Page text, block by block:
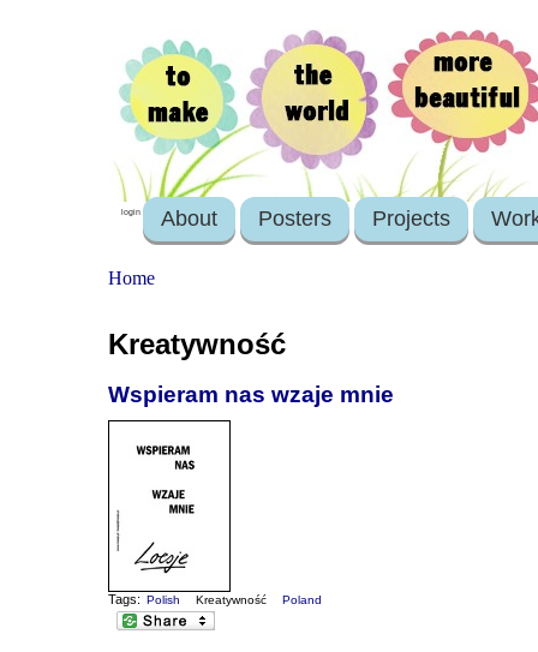
login About Posters Projects
Home
Kreatywność
Wspieram nas wzaje mnie
Tags: Polish Kreatywność Poland